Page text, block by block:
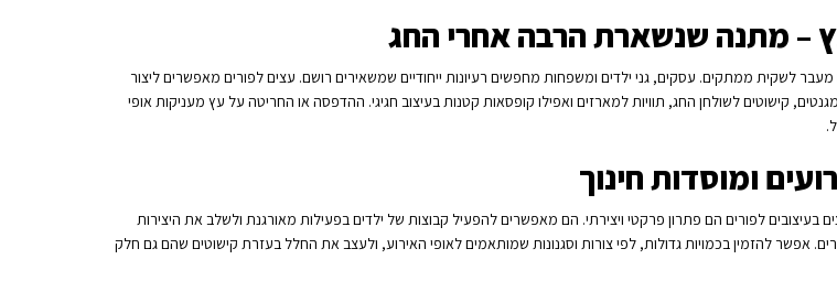
– מתנה שנשארת הרבה אחרי החג
לשקית ממתקים. עסקים, גני ילדים ומשפחות מחפשים רעיונות ייחודיים שמשאירים רושם. עצים לפורים מאפשרים ליצור
קישוטים לשולחן החג, תוויות למארזים ואפילו קופסאות קטנות בעיצוב חגיגי. ההדפסה או החריטה על עץ מעניקות אופי
ומוסדות חינוך
בעיצובים לפורים הם פתרון פרקטי ויצירתי. הם מאפשרים להפעיל קבוצות של ילדים בפעילות מאורגנת ולשלב את היצירות
אפשר להזמין בכמויות גדולות, לפי צורות וסגנונות שמותאמים לאופי האירוע, ולעצב את החלל בעזרת קישוטים שהם גם חלק